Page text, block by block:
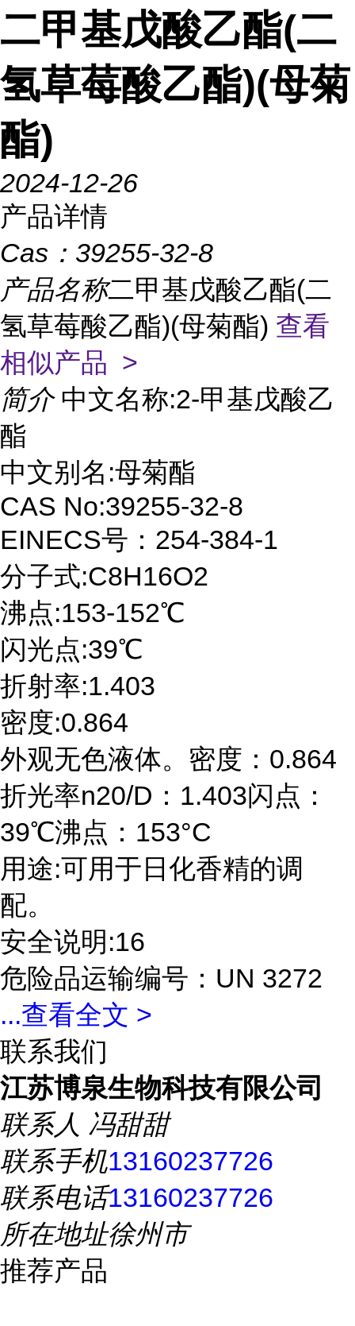
二甲基戊酸乙酯(二
氢草莓酸乙酯)(母菊
酯)
2024-12-26
产品详情
Cas： 39255-32-8
产品名称二甲基戊酸乙酯(二
氢草莓酸乙酯)(母菊酯) 查看
相似产品 >
简介 中文名称:2-甲基戊酸乙
酯
中文别名:母菊酯
CAS No:39255-32-8
EINECS号：254-384-1
分子式:C8H16O2
沸点:153-152℃
闪光点:39℃
折射率:1.403
密度:0.864
外观无色液体。密度：0.864
折光率n20/D：1.403闪点：
39℃沸点：153°C
用途:可用于日化香精的调
配。
安全说明:16
危险品运输编号：UN 3272
...查看全文 >
联系我们
江苏博泉生物科技有限公司
联系人 冯甜甜
联系手机13160237726
联系电话13160237726
所在地址徐州市
推荐产品